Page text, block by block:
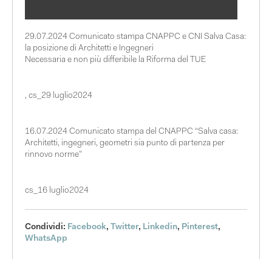
29.07.2024 Comunicato stampa CNAPPC e CNI Salva Casa:
la posizione di Architetti e Ingegneri
Necessaria e non più differibile la Riforma del TUE
, cs_29 luglio2024
16.07.2024 Comunicato stampa del CNAPPC “Salva casa:
Architetti, ingegneri, geometri sia punto di partenza per
rinnovo norme”
cs_16 luglio2024
Condividi: Facebook, Twitter, Linkedin, Pinterest,
WhatsApp